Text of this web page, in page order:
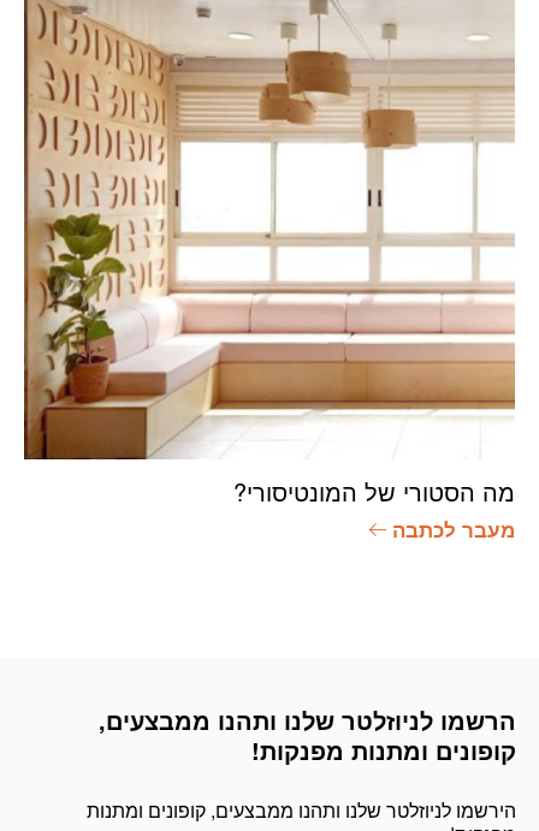
מה הסטורי של המונטיסורי?
מעבר לכתבה
הרשמו לניוזלטר שלנו ותהנו ממבצעים,
קופונים ומתנות מפנקות!
הירשמו לניוזלטר שלנו ותהנו ממבצעים, קופונים ומתנות
דוא׳׳ל